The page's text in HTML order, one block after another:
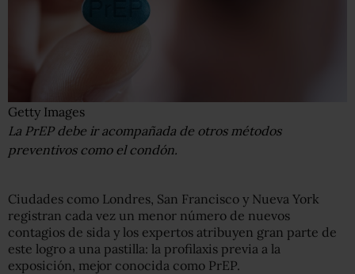
Getty Images
La PrEP debe ir acompañada de otros métodos
preventivos como el condón.
Ciudades como Londres, San Francisco y Nueva York
registran cada vez un menor número de nuevos
contagios de sida y los expertos atribuyen gran parte de
este logro a una pastilla: la profilaxis previa a la
exposición, mejor conocida como PrEP.